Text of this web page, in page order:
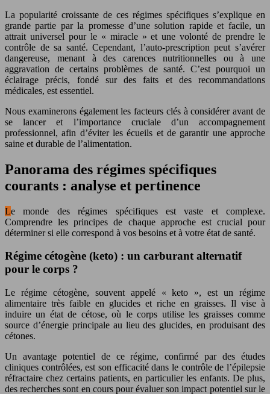
La popularité croissante de ces régimes spécifiques s’explique en
grande partie par la promesse d’une solution rapide et facile, un
attrait universel pour le « miracle » et une volonté de prendre le
contrôle de sa santé. Cependant, l’auto-prescription peut s’avérer
dangereuse, menant à des carences nutritionnelles ou à une
aggravation de certains problèmes de santé. C’est pourquoi un
éclairage précis, fondé sur des faits et des recommandations
médicales, est essentiel.
Nous examinerons également les facteurs clés à considérer avant de
se lancer et l’importance cruciale d’un accompagnement
professionnel, afin d’éviter les écueils et de garantir une approche
saine et durable de l’alimentation.
Panorama des régimes spécifiques
courants : analyse et pertinence
Le monde des régimes spécifiques est vaste et complexe.
Comprendre les principes de chaque approche est crucial pour
déterminer si elle correspond à vos besoins et à votre état de santé.
Régime cétogène (keto) : un carburant alternatif
pour le corps ?
Le régime cétogène, souvent appelé « keto », est un régime
alimentaire très faible en glucides et riche en graisses. Il vise à
induire un état de cétose, où le corps utilise les graisses comme
source d’énergie principale au lieu des glucides, en produisant des
cétones.
Un avantage potentiel de ce régime, confirmé par des études
cliniques contrôlées, est son efficacité dans le contrôle de l’épilepsie
réfractaire chez certains patients, en particulier les enfants. De plus,
des recherches sont en cours pour évaluer son impact potentiel sur le